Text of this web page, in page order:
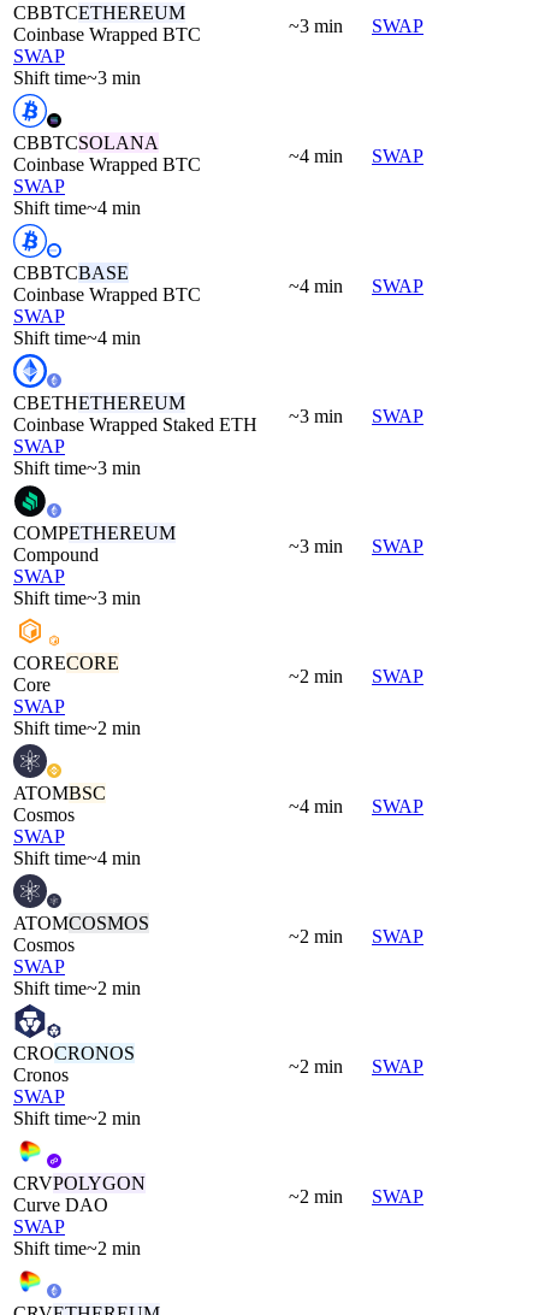
CBBTCETHEREUM
Coinbase Wrapped BTC
SWAP
Shift time~3 min
~3 min SWAP
CBBTCSOLANA
Coinbase Wrapped BTC
SWAP
Shift time~4 min
~4 min SWAP
CBBTCBASE
Coinbase Wrapped BTC
SWAP
Shift time~4 min
~4 min SWAP
CBETHETHEREUM
Coinbase Wrapped Staked ETH
SWAP
Shift time~3 min
~3 min SWAP
COMPETHEREUM
Compound
SWAP
Shift time~3 min
~3 min SWAP
CORECORE
Core
SWAP
Shift time~2 min
~2 min SWAP
ATOMBSC
Cosmos
SWAP
Shift time~4 min
~4 min SWAP
ATOMCOSMOS
Cosmos
SWAP
Shift time~2 min
~2 min SWAP
CROCRONOS
Cronos
SWAP
Shift time~2 min
~2 min SWAP
CRVPOLYGON
Curve DAO
SWAP
Shift time~2 min
~2 min SWAP